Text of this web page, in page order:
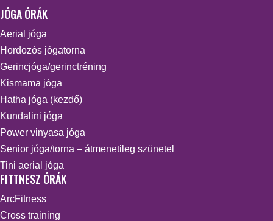
JÓGA ÓRÁK
Aerial jóga
Hordozós jógatorna
Gerincjóga/gerinctréning
Kismama jóga
Hatha jóga (kezdő)
Kundalini jóga
Power vinyasa jóga
Senior jóga/torna – átmenetileg szünetel
Tini aerial jóga
FITTNESZ ÓRÁK
ArcFitness
Cross training